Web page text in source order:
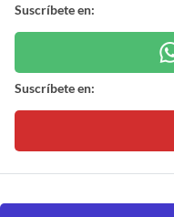
Suscríbete en:
Suscríbete en: